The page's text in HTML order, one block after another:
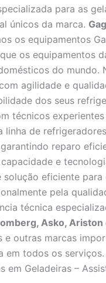
para as
únicos da marca.
os equipamentos
os equipamentos
do mundo.
agilidade e
dos seus
técnicos
linha de
reparo
e
eficiente
pela
técnica
Asko,
e outras marcas
em todos os serviços.
em Geladeiras –